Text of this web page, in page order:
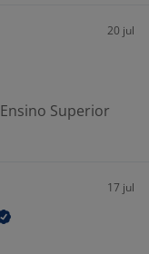
20 jul
Ensino Superior
17 jul